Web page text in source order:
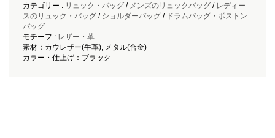
カテゴリー : リュック・バッグ/ メンズのリュックバッグ/ レディー
スのリュック・バッグ/ ショルダーバッグ/ ドラムバッグ・ボストン
バッグ
モチーフ : レザー・革
素材：カウレザー(牛革), メタル(合金)
カラー・仕上げ：ブラック